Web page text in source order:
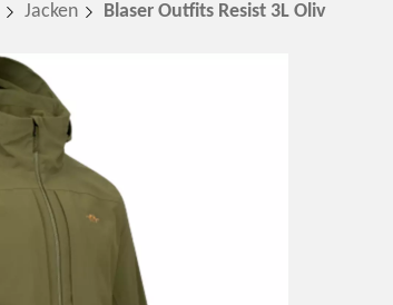
Jacken Blaser Outfits Resist 3L Oliv